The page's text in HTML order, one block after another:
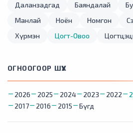
Даланзадгад
Баяндалай
Манлай
Ноён Номгон
Хүрмэн
Цогт-Овоо
ОГНООГООР ШҮҮХ
2026 2025 2024 2023 2022
2017
2016 2015 Бүгд